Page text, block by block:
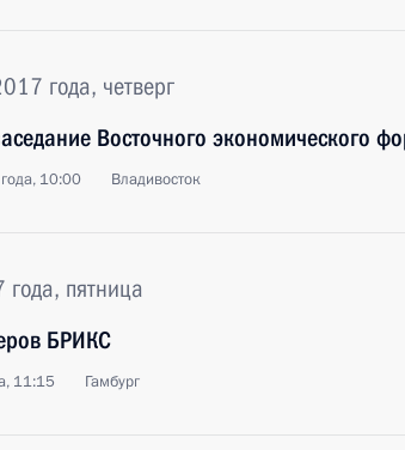
года, четверг
Восточного экономического
10:00 Владивосток
пятница
БРИКС
11:15 Гамбург